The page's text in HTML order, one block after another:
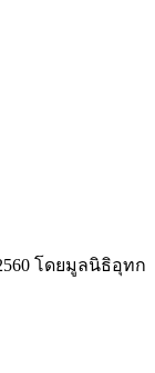
โดยมูลนิธิอุทก